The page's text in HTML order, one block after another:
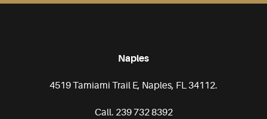
Naples
4519 Tamiami Trail E, Naples, FL 34112.
Call. 239 732 8392